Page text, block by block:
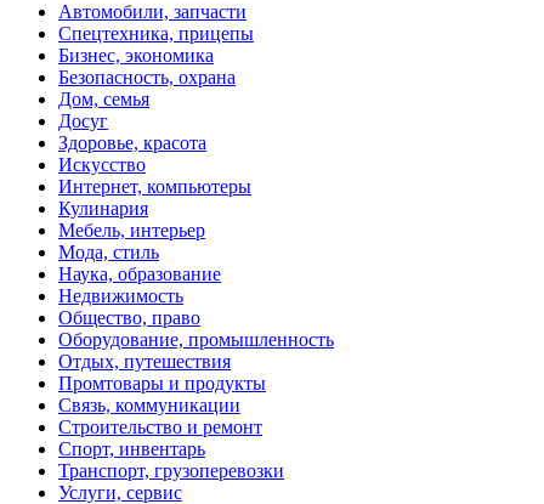
Автомобили, запчасти
Спецтехника, прицепы
Бизнес, экономика
Безопасность, охрана
Дом, семья
Досуг
Здоровье, красота
Искусство
Интернет, компьютеры
Кулинария
Мебель, интерьер
Мода, стиль
Наука, образование
Недвижимость
Общество, право
Оборудование, промышленность
Отдых, путешествия
Промтовары и продукты
Связь, коммуникации
Строительство и ремонт
Спорт, инвентарь
Транспорт, грузоперевозки
Услуги, сервис